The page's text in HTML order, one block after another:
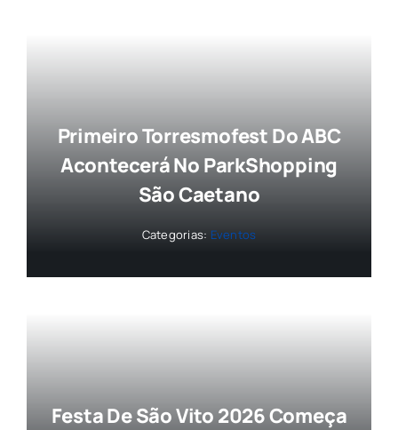
Primeiro Torresmofest Do ABC
Acontecerá No ParkShopping
São Caetano
Categorias: Eventos
Festa De São Vito 2026 Começa